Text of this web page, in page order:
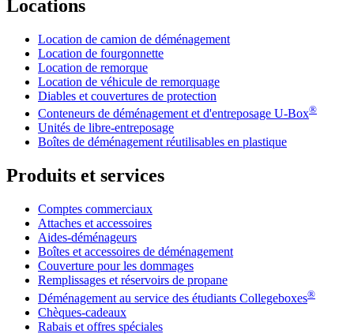
Locations
Location de camion de déménagement
Location de fourgonnette
Location de remorque
Location de véhicule de remorquage
Diables et couvertures de protection
Conteneurs de déménagement et d'entreposage U-Box®
Unités de libre-entreposage
Boîtes de déménagement réutilisables en plastique
Produits et services
Comptes commerciaux
Attaches et accessoires
Aides-déménageurs
Boîtes et accessoires de déménagement
Couverture pour les dommages
Remplissages et réservoirs de propane
Déménagement au service des étudiants Collegeboxes®
Chèques-cadeaux
Rabais et offres spéciales